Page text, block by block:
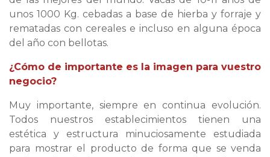
unos 1000 Kg. cebadas a base de hierba y forraje y
rematadas con cereales e incluso en alguna época
del año con bellotas.
¿Cómo de importante es la imagen para vuestro
negocio?
Muy importante, siempre en continua evolución.
Todos nuestros establecimientos tienen una
estética y estructura minuciosamente estudiada
para mostrar el producto de forma que se venda